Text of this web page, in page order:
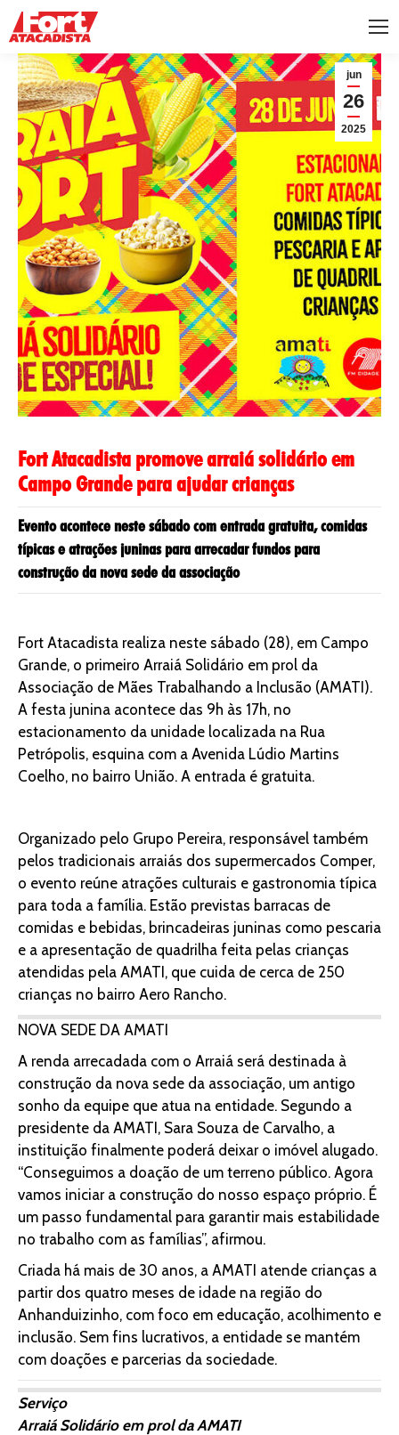
jun
26
2025
Fort Atacadista promove arraiá solidário em
Campo Grande para ajudar crianças
Evento acontece neste sábado com entrada gratuita, comidas
típicas e atrações juninas para arrecadar fundos para
construção da nova sede da associação
Fort Atacadista realiza neste sábado (28), em Campo
Grande, o primeiro Arraiá Solidário em prol da
Associação de Mães Trabalhando a Inclusão (AMATI).
A festa junina acontece das 9h às 17h, no
estacionamento da unidade localizada na Rua
Petrópolis, esquina com a Avenida Lúdio Martins
Coelho, no bairro União. A entrada é gratuita.
Organizado pelo Grupo Pereira, responsável também
pelos tradicionais arraiás dos supermercados Comper,
o evento reúne atrações culturais e gastronomia típica
para toda a família. Estão previstas barracas de
comidas e bebidas, brincadeiras juninas como pescaria
e a apresentação de quadrilha feita pelas crianças
atendidas pela AMATI, que cuida de cerca de 250
crianças no bairro Aero Rancho.
NOVA SEDE DA AMATI
A renda arrecadada com o Arraiá será destinada à
construção da nova sede da associação, um antigo
sonho da equipe que atua na entidade. Segundo a
presidente da AMATI, Sara Souza de Carvalho, a
instituição finalmente poderá deixar o imóvel alugado.
“Conseguimos a doação de um terreno público. Agora
vamos iniciar a construção do nosso espaço próprio. É
um passo fundamental para garantir mais estabilidade
no trabalho com as famílias”, afirmou.
Criada há mais de 30 anos, a AMATI atende crianças a
partir dos quatro meses de idade na região do
Anhanduizinho, com foco em educação, acolhimento e
inclusão. Sem fins lucrativos, a entidade se mantém
com doações e parcerias da sociedade.
Serviço
Arraiá Solidário em prol da AMATI